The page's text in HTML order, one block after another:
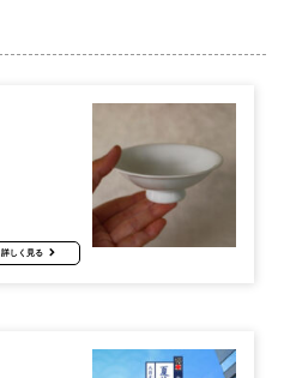
詳しく見る